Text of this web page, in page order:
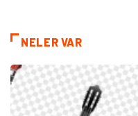
NELER VAR